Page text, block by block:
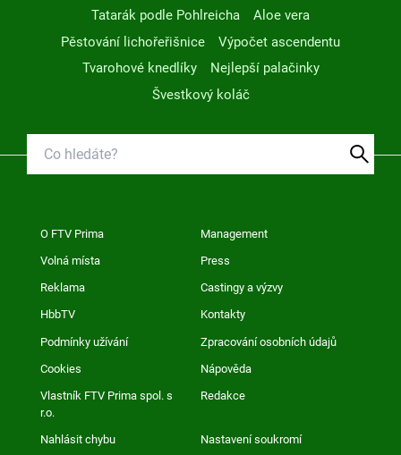
Tatarák podle Pohlreicha
Aloe vera
Pěstování lichořeřišnice
Výpočet ascendentu
Tvarohové knedlíky
Nejlepší palačinky
Švestkový koláč
O FTV Prima Management
Volná místa Press
Reklama Castingy a výzvy
HbbTV Kontakty
Podmínky užívání Zpracování osobních údajů
Cookies Nápověda
Vlastník FTV Prima spol. s
r.o.
Redakce
Nahlásit chybu Nastavení soukromí